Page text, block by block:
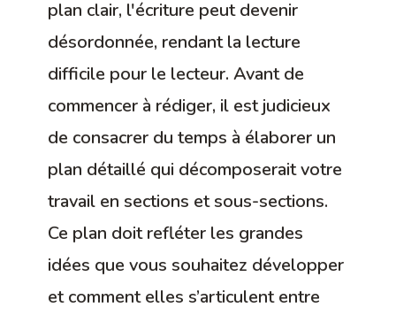
plan clair, l'écriture peut devenir
désordonnée, rendant la lecture
difficile pour le lecteur. Avant de
commencer à rédiger, il est judicieux
de consacrer du temps à élaborer un
plan détaillé qui décomposerait votre
travail en sections et sous-sections.
Ce plan doit refléter les grandes
idées que vous souhaitez développer
et comment elles s’articulent entre